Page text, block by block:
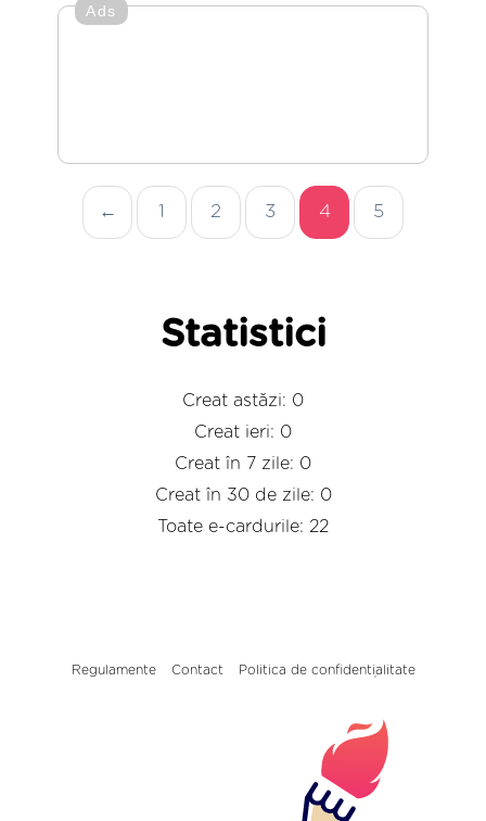
Ads
← 1 2 3 4 5
Statistici
Creat astăzi: 0
Creat ieri: 0
Creat în 7 zile: 0
Creat în 30 de zile: 0
Toate e-cardurile: 22
Regulamente Contact Politica de confidențialitate